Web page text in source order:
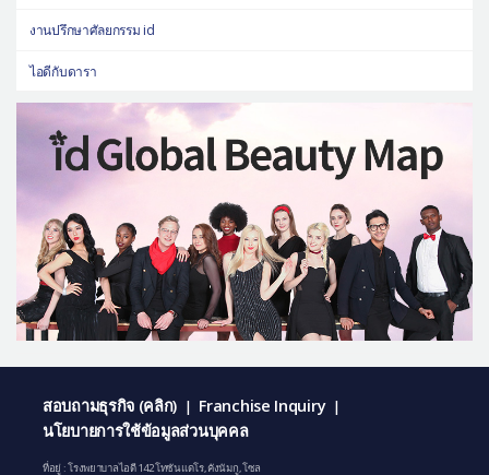
งานปรึกษาศัลยกรรม id
ไอดีกับดารา
สอบถามธุรกิจ (คลิก) | Franchise Inquiry |
นโยบายการใช้ข้อมูลส่วนบุคคล
ที่อยู่ : โรงพยาบาลไอดี 142 โทซันแดโร, คังนัมกู, โซล